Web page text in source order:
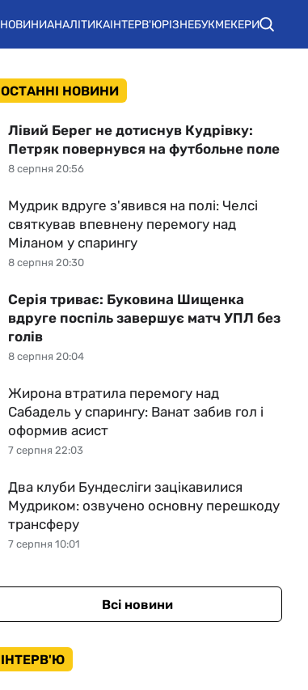
НОВИНИАНАЛІТИКАІНТЕРВ'ЮРІЗНЕБУКМЕКЕРИ
ОСТАННІ НОВИНИ
8 серпня 20:56
Лівий Берег не дотиснув Кудрівку:
Петряк повернувся на футбольне поле
8 серпня 20:30
Мудрик вдруге з'явився на полі: Челсі
святкував впевнену перемогу над
Міланом у спарингу
8 серпня 20:04
Серія триває: Буковина Шищенка
вдруге поспіль завершує матч УПЛ без
голів
7 серпня 22:03
Жирона втратила перемогу над
Сабадель у спарингу: Ванат забив гол і
оформив асист
7 серпня 10:01
Два клуби Бундесліги зацікавилися
Мудриком: озвучено основну перешкоду
трансферу
Всі новини
ІНТЕРВ'Ю